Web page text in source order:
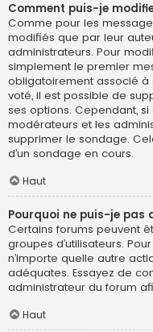
Comment puis-je
Comme pour les
modifiés que par leur
administrateurs. Pour
simplement le premier
obligatoirement associé à
voté, il est possible de
ses options. Cependant,
modérateurs et les
supprimer le sondage.
d’un sondage en cours.
Haut
Pourquoi ne puis-je pas
Certains forums peuvent
groupes d’utilisateurs.
n’importe quelle autre
adéquates. Essayez de
administrateur du forum
Haut